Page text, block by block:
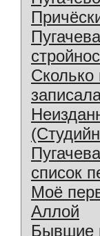
Сколько
список
Моё
Аллой
Бывшие